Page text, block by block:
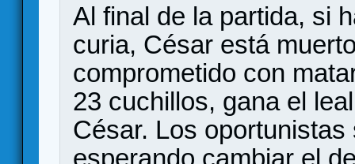
Al final de la partida, si
curia, César está
comprometido con
23 cuchillos, gana el
César. Los
esperando cambiar el